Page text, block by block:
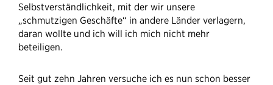
Selbstverständlichkeit, mit der wir unsere
„schmutzigen Geschäfte“ in andere Länder verlagern,
daran wollte und ich will ich mich nicht mehr
beteiligen.
Seit gut zehn Jahren versuche ich es nun schon besser